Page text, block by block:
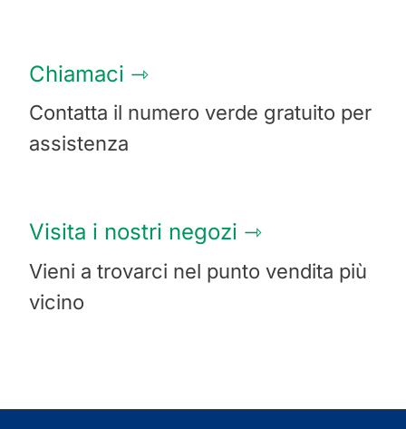
Chiamaci ⇾
Contatta il numero verde gratuito per
assistenza
Visita i nostri negozi ⇾
Vieni a trovarci nel punto vendita più
vicino